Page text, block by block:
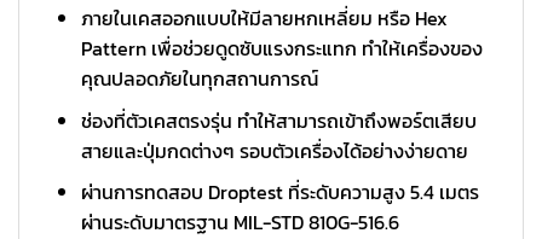
ภายในเคสออกแบบให้มีลายหกเหลี่ยม หรือ Hex
Pattern เพื่อช่วยดูดซับแรงกระแทก ทำให้เครื่องของ
คุณปลอดภัยในทุกสถานการณ์
ช่องที่ตัวเคสตรงรุ่น ทำให้สามารถเข้าถึงพอร์ตเสียบ
สายและปุ่มกดต่างๆ รอบตัวเครื่องได้อย่างง่ายดาย
ผ่านการทดสอบ Droptest ที่ระดับความสูง 5.4 เมตร
ผ่านระดับมาตรฐาน MIL-STD 810G-516.6